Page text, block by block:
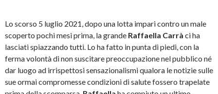
Lo scorso 5 luglio 2021, dopo una lotta impari contro un male
scoperto pochi mesi prima, la grande Raffaella Carrà ci ha
lasciati spiazzando tutti. Lo ha fatto in punta di piedi, con la
ferma volontà di non suscitare preoccupazione nel pubblico né
dar luogo ad irrispettosi sensazionalismi qualora le notizie sulle
sue ormai compromesse condizioni di salute fossero trapelate